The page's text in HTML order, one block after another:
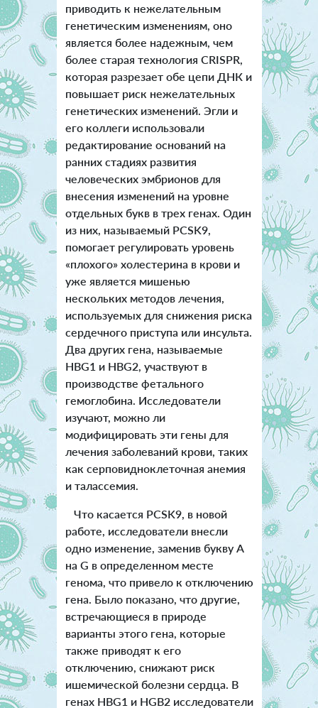
приводить к нежелательным
генетическим изменениям, оно
является более надежным, чем
более старая технология CRISPR,
которая разрезает обе цепи ДНК и
повышает риск нежелательных
генетических изменений. Эгли и
его коллеги использовали
редактирование оснований на
ранних стадиях развития
человеческих эмбрионов для
внесения изменений на уровне
отдельных букв в трех генах. Один
из них, называемый PCSK9,
помогает регулировать уровень
«плохого» холестерина в крови и
уже является мишенью
нескольких методов лечения,
используемых для снижения риска
сердечного приступа или инсульта.
Два других гена, называемые
HBG1 и HBG2, участвуют в
производстве фетального
гемоглобина. Исследователи
изучают, можно ли
модифицировать эти гены для
лечения заболеваний крови, таких
как серповидноклеточная анемия
и талассемия.
Что касается PCSK9, в новой
работе, исследователи внесли
одно изменение, заменив букву A
на G в определенном месте
генома, что привело к отключению
гена. Было показано, что другие,
встречающиеся в природе
варианты этого гена, которые
также приводят к его
отключению, снижают риск
ишемической болезни сердца. В
генах HBG1 и HGB2 исследователи